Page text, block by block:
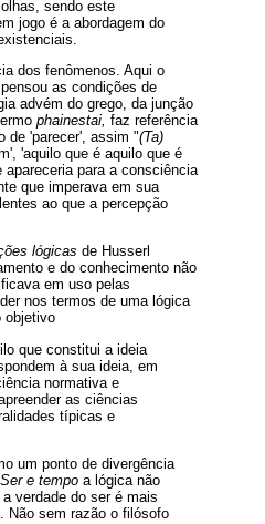
sendo este
jogo é a abordagem do
dos fenômenos. Aqui o
as condições de
advém do grego, da junção
phainestai, faz referência
de 'parecer', assim "(Ta)
'aquilo que é aquilo que é
para a consciência
que imperava em sua
ao que a percepção
lógicas de Husserl
e do conhecimento não
em uso pelas
nos termos de uma lógica
objetivo
que constitui a ideia
à sua ideia, em
normativa e
as ciências
típicas e
um ponto de divergência
Ser e tempo a lógica não
verdade do ser é mais
Não sem razão o filósofo